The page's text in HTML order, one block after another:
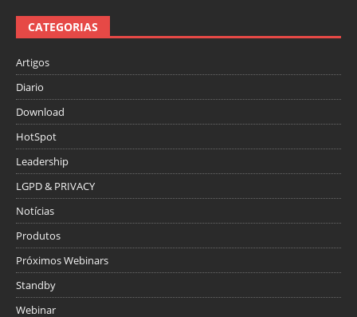
CATEGORIAS
Artigos
Diario
Download
HotSpot
Leadership
LGPD & PRIVACY
Notícias
Produtos
Próximos Webinars
Standby
Webinar